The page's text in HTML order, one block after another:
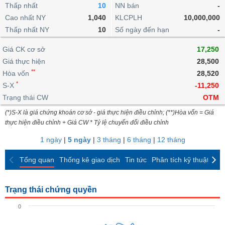
lỗ
dịch
nội
Niên
giám
Tài
liệu
cổ
Định
giá
ngoài
doanh
Top
cổ
phiếu
ngành
giao
dịch
dịch
Chứng
quyền
quan
Thống
giao
dịch
Thống
giao
dịch
Tin
tức
Phân
tích
kỹ
thuật
trực
tuyến
Bộ
lọc
cổ
So
sánh
Báo
cáo
Vĩ
mô
lai
Chứng
quyền
Trái
phiếu
IR
Awards
tạo
Dịch
vụ
Thấp nhất
10
Cao nhất NY
1,040
Thấp nhất NY
10
NN bán
-
KLCPLH
10,000,000
Số ngày đến hạn
-
Giá CK cơ sở
17,250
Giá thực hiện
28,500
Hòa vốn **
28,520
S-X *
-11,250
Trạng thái CW
OTM
(*)S-X là giá chứng khoán cơ sở - giá thực hiện điều chỉnh; (**)Hòa vốn = Giá
thực hiện điều chỉnh + Giá CW * Tỷ lệ chuyển đổi điều chỉnh
1 ngày| 5 ngày| 3 tháng | 6 tháng | 12 tháng
Tổng quan Thống kê giao dịch Tin tức Phân tích kỹ thuật
Trạng thái chứng quyền
0
BẤT
ĐỘNG
SẢN
TÀI
CHÍNH
HÀNG
KINH